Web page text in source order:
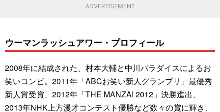
ADVERTISEMENT
ウーマンラッシュアワー・プロフィール
2008年に結成された、村本大輔と中川パラダイスによるお
笑いコンビ。2011年「ABCお笑い新人グランプリ」最優秀
新人賞受賞、2012年「THE MANZAI 2012」決勝進出、
2013年NHK上方漫才コンテスト優勝など数々の賞に輝き、